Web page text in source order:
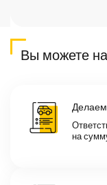
Вы можете
Делаем
на